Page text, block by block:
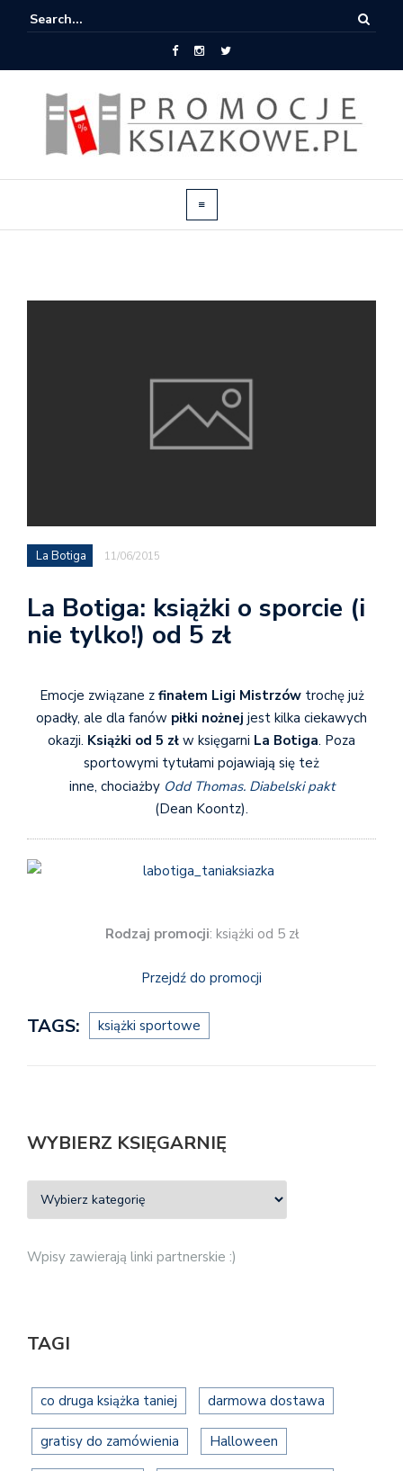
La Botiga 11/06/2015
La Botiga: książki o sporcie (i
nie tylko!) od 5 zł
Emocje związane z finałem Ligi Mistrzówtrochę już
opadły, ale dla fanów piłki nożnej jest kilka ciekawych
okazji. Książki od 5 zł w księgarni La Botiga. Poza
sportowymi tytułami pojawiają się też
inne, chociażby Odd Thomas. Diabelski pakt
(Dean Koontz).
Rodzaj promocji: książki od 5 zł
Przejdź do promocji
TAGS: książki sportowe
WYBIERZ KSIĘGARNIĘ
Wpisy zawierają linki partnerskie :)
TAGI
co druga książka taniej darmowa dostawa
gratisy do zamówienia Halloween